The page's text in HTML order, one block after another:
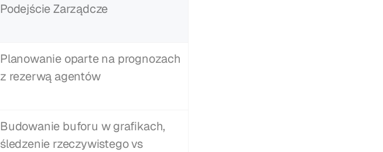
Podejście Zarządcze
Planowanie oparte na prognozach
z rezerwą agentów
Budowanie buforu w grafikach,
śledzenie rzeczywistego vs